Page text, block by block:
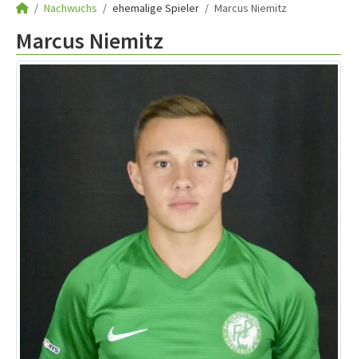
Nachwuchs ehemalige Spieler Marcus Niemitz
Marcus Niemitz